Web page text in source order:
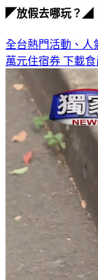
◤放假去哪玩？◢
全台熱門活動、人
萬元住宿券 下載